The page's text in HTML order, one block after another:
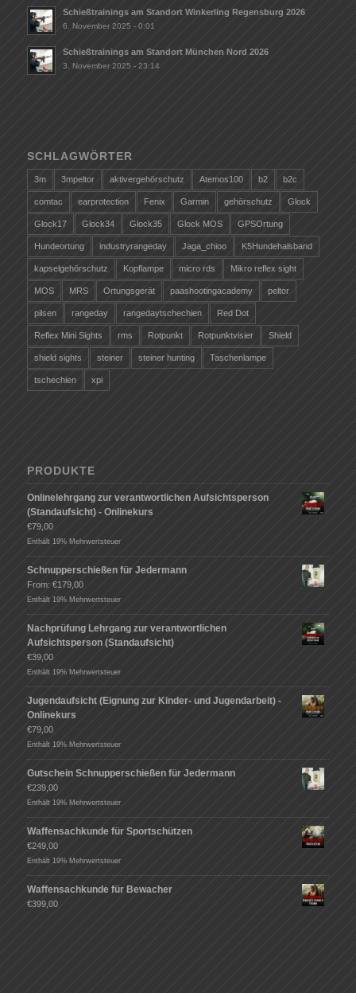
Schießtrainings am Standort Winkerling Regensburg 2026
6. November 2025 - 0:01
Schießtrainings am Standort München Nord 2026
3. November 2025 - 23:14
SCHLAGWÖRTER
3m 3mpeltor aktivergehörschutz Atemos100 b2 b2c
comtac earprotection Fenix Garmin gehörschutz Glock
Glock17 Glock34 Glock35 Glock MOS GPSOrtung
Hundeortung industryrangeday Jaga_chioo K5Hundehalsband
kapselgehörschutz Kopflampe micro rds Mikro reflex sight
MOS MRS Ortungsgerät paashootingacademy peltor
pilsen rangeday rangedaytschechien Red Dot
Reflex Mini Sights rms Rotpunkt Rotpunktvisier Shield
shield sights steiner steiner hunting Taschenlampe
tschechien xpi
PRODUKTE
Onlinelehrgang zur verantwortlichen Aufsichtsperson
(Standaufsicht) - Onlinekurs
€79,00
Enthält 19% Mehrwertsteuer
Schnupperschießen für Jedermann
From: €179,00
Enthält 19% Mehrwertsteuer
Nachprüfung Lehrgang zur verantwortlichen
Aufsichtsperson (Standaufsicht)
€39,00
Enthält 19% Mehrwertsteuer
Jugendaufsicht (Eignung zur Kinder- und Jugendarbeit) -
Onlinekurs
€79,00
Enthält 19% Mehrwertsteuer
Gutschein Schnupperschießen für Jedermann
€239,00
Enthält 19% Mehrwertsteuer
Waffensachkunde für Sportschützen
€249,00
Enthält 19% Mehrwertsteuer
Waffensachkunde für Bewacher
€399,00